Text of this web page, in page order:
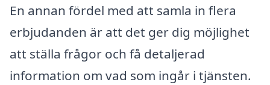
En annan fördel med att samla in flera
erbjudanden är att det ger dig möjlighet
att ställa frågor och få detaljerad
information om vad som ingår i tjänsten.